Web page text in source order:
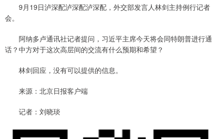
9月19日泸深配泸深配泸深配，外交部发言人林剑主持例行记者
会。
阿纳多卢通讯社记者提问，习近平主席今天将会同特朗普进行通
话？中方对于这次高层间的交流有什么预期和希望？
林剑回应，没有可以提供的信息。
来源：北京日报客户端
记者：刘晓琰